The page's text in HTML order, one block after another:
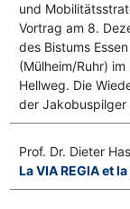
und
Vortrag am 8.
des Bistums
(Mülheim/Ruhr)
Hellweg. Die
der Jakobuspilger
Prof. Dr. Dieter
La VIA REGIA et